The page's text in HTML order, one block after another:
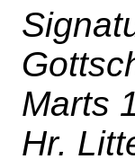
Marts
Hr.